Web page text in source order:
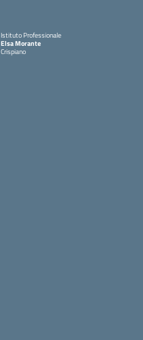
Istituto Professionale
Elsa Morante
Crispiano